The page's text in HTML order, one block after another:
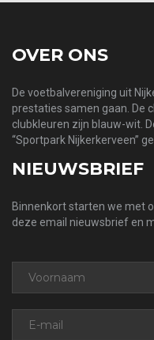
OVER ONS
De voetbalvereniging uit
prestaties samen gaan. De
clubkleuren zijn blauw-wit.
“Sportpark Nijkerkerveen”
NIEUWSBRIEF
Binnenkort starten we met
deze email nieuwsbrief en